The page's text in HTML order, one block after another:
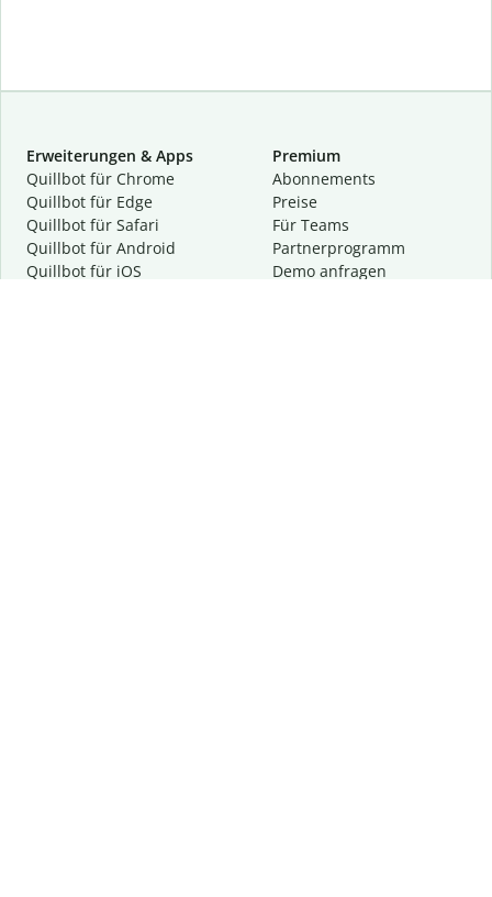
Erweiterungen & Apps
Quillbot für Chrome
Quillbot für Edge
Quillbot für Safari
Quillbot für Android
Quillbot für iOS
Premium
Abon­ne­ments
Preise
Für Teams
Partnerprogramm
Demo anfragen